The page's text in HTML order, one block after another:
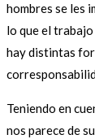
hombres se les
lo que el
hay distintas
Teniendo en
nos parece de